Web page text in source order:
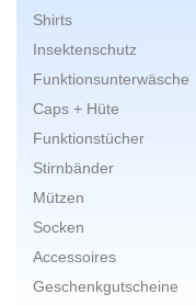
Shirts
Insektenschutz
Funktionsunterwäsche
Caps + Hüte
Funktionstücher
Stirnbänder
Mützen
Socken
Accessoires
Geschenkgutscheine